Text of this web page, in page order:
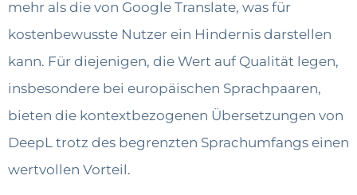
mehr als die von Google Translate, was für
kostenbewusste Nutzer ein Hindernis darstellen
kann. Für diejenigen, die Wert auf Qualität legen,
insbesondere bei europäischen Sprachpaaren,
bieten die kontextbezogenen Übersetzungen von
DeepL trotz des begrenzten Sprachumfangs einen
wertvollen Vorteil.